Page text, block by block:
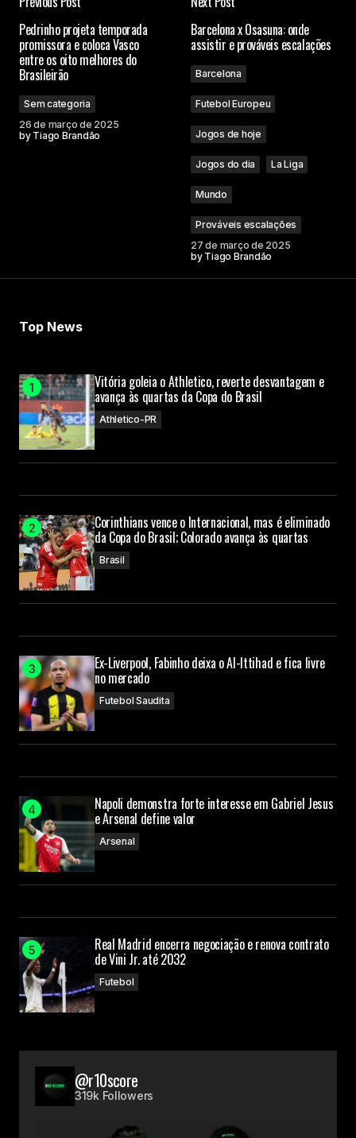
Pedrinho projeta temporada
promissora e coloca Vasco
entre os oito melhores do
Brasileirão
Sem categoria
26 de março de 2025
by Tiago Brandão
Barcelona x Osasuna: onde
assistir e prováveis escalações
Barcelona
Futebol Europeu
Jogos de hoje
Jogos do dia La Liga
Mundo
Prováveis escalações
27 de março de 2025
by Tiago Brandão
Top News
Vitória goleia o Athletico, reverte desvantagem e
avança às quartas da Copa do Brasil
Athletico-PR
Corinthians vence o Internacional, mas é eliminado
da Copa do Brasil; Colorado avança às quartas
Brasil
Ex-Liverpool, Fabinho deixa o Al-Ittihad e fica livre
no mercado
Futebol Saudita
Napoli demonstra forte interesse em Gabriel Jesus
e Arsenal define valor
Arsenal
Real Madrid encerra negociação e renova contrato
de Vini Jr. até 2032
Futebol
@r10score
319k Followers